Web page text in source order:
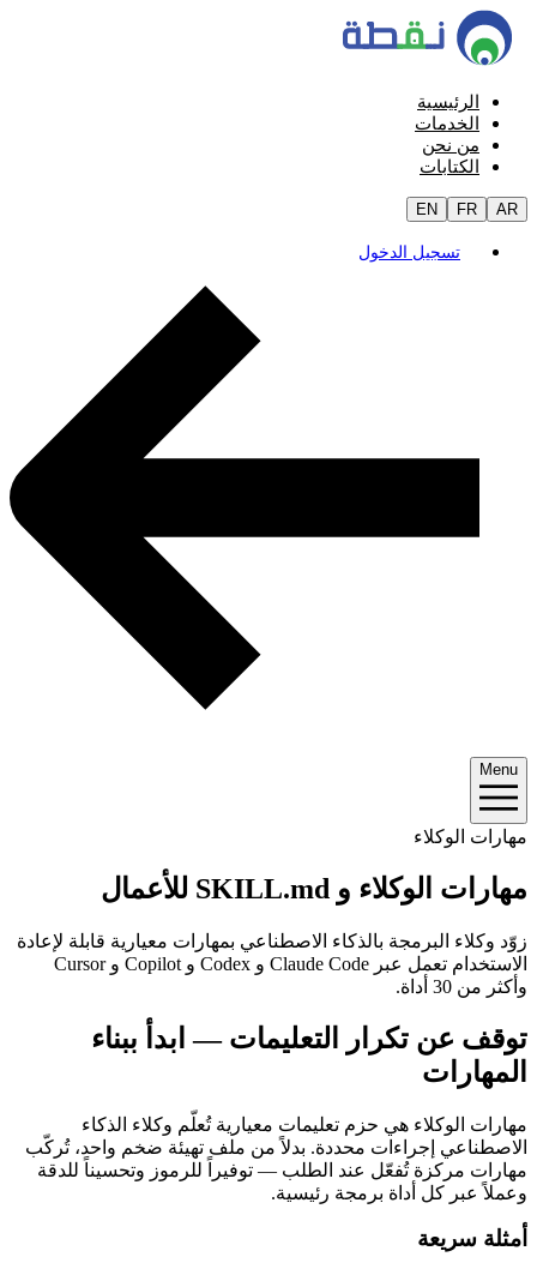
الرئيسية
الخدمات
من نحن
الكتابات
EN FR AR
تسجيل الدخول
Menu
مهارات الوكلاء
مهارات الوكلاء و SKILL.md للأعمال
زوّد وكلاء البرمجة بالذكاء الاصطناعي بمهارات معيارية قابلة لإعادة
الاستخدام تعمل عبر Claude Code و Codex و Copilot و Cursor
وأكثر من 30 أداة.
توقف عن تكرار التعليمات — ابدأ ببناء
المهارات
مهارات الوكلاء هي حزم تعليمات معيارية تُعلّم وكلاء الذكاء
الاصطناعي إجراءات محددة. بدلاً من ملف تهيئة ضخم واحد، تُركّب
مهارات مركزة تُفعّل عند الطلب — توفيراً للرموز وتحسيناً للدقة
وعملاً عبر كل أداة برمجة رئيسية.
أمثلة سريعة